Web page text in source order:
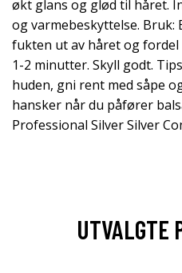
økt glans og glød til håret.
og varmebeskyttelse. Bruk:
fukten ut av håret og fordel
1-2 minutter. Skyll godt.
huden, gni rent med såpe
hansker når du påfører
Professional Silver Silver
UTVALGTE